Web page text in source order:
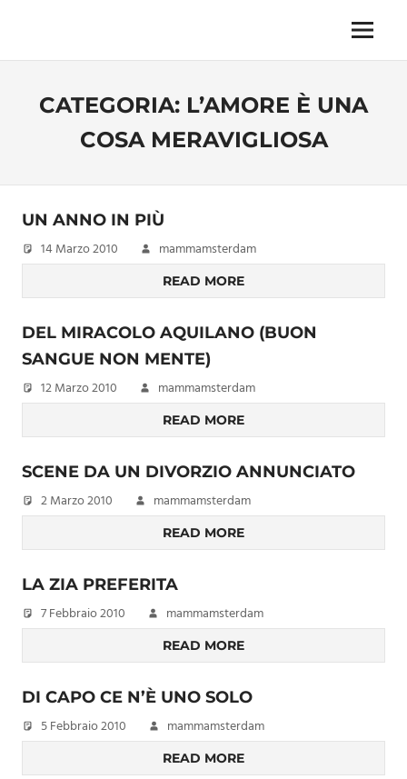
content
imprescindibile,
inevitabile
anche
formato
monodose
e
migliorata
Menu
CATEGORIA: L’AMORE È UNA
COSA MERAVIGLIOSA
UN ANNO IN PIÙ
14 Marzo 2010 mammamsterdam
READ MORE
DEL MIRACOLO AQUILANO (BUON
SANGUE NON MENTE)
12 Marzo 2010 mammamsterdam
READ MORE
SCENE DA UN DIVORZIO ANNUNCIATO
2 Marzo 2010 mammamsterdam
READ MORE
LA ZIA PREFERITA
7 Febbraio 2010 mammamsterdam
READ MORE
DI CAPO CE N’È UNO SOLO
5 Febbraio 2010 mammamsterdam
READ MORE